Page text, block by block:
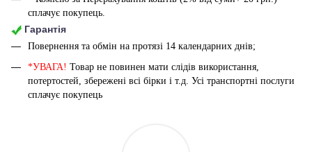
сплачує покупець.
Гарантія
Повернення та обмін на протязі 14 календарних днів;
*УВАГА! Товар не повинен мати слідів використання,
потертостей, збережені всі бірки і т.д. Усі транспортні послуги
сплачує покупець